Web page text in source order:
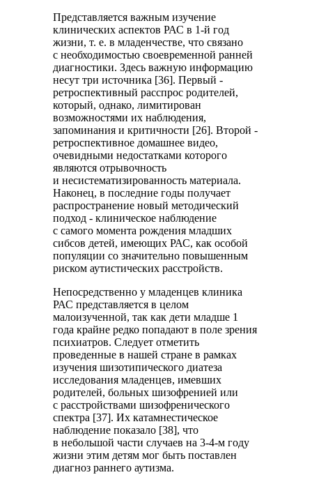
Представляется важным изучение
клинических аспектов РАС в 1-й год
жизни, т. е. в младенчестве, что связано
с необходимостью своевременной ранней
диагностики. Здесь важную информацию
несут три источника [36]. Первый -
ретроспективный расспрос родителей,
который, однако, лимитирован
возможностями их наблюдения,
запоминания и критичности [26]. Второй -
ретроспективное домашнее видео,
очевидными недостатками которого
являются отрывочность
и несистематизированность материала.
Наконец, в последние годы получает
распространение новый методический
подход - клиническое наблюдение
с самого момента рождения младших
сибсов детей, имеющих РАС, как особой
популяции со значительно повышенным
риском аутистических расстройств.
Непосредственно у младенцев клиника
РАС представляется в целом
малоизученной, так как дети младше 1
года крайне редко попадают в поле зрения
психиатров. Следует отметить
проведенные в нашей стране в рамках
изучения шизотипического диатеза
исследования младенцев, имевших
родителей, больных шизофренией или
с расстройствами шизофренического
спектра [37]. Их катамнестическое
наблюдение показало [38], что
в небольшой части случаев на 3-4-м году
жизни этим детям мог быть поставлен
диагноз раннего аутизма.